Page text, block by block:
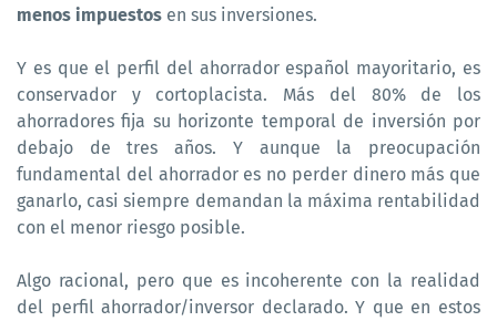
menos impuestos en sus inversiones.
Y es que el perfil del ahorrador español mayoritario, es
conservador y cortoplacista. Más del 80% de los
ahorradores fija su horizonte temporal de inversión por
debajo de tres años. Y aunque la preocupación
fundamental del ahorrador es no perder dinero más que
ganarlo, casi siempre demandan la máxima rentabilidad
con el menor riesgo posible.
Algo racional, pero que es incoherente con la realidad
del perfil ahorrador/inversor declarado. Y que en estos